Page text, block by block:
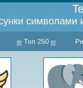
символами
ஜ Топ 250 ஜ